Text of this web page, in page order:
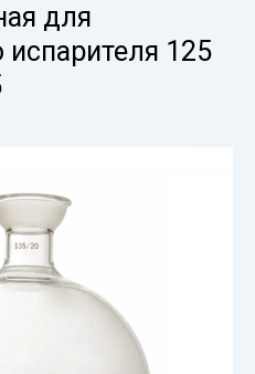
для
испарителя 125